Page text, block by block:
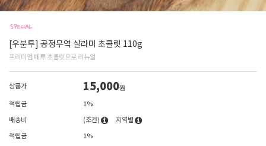
[우분투] 공정무역 살라미 초콜릿 110g
프리미엄 페루 초콜릿으로 리뉴얼
상품가 15,000원
적립금
1%
배송비
(조건)
지역별
적립금
1%